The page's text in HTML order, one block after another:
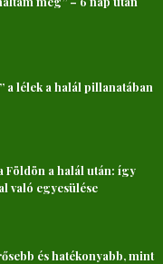
a lélek a halál pillanatában
Földön a halál után: így
való egyesülése
és hatékonyabb, mint